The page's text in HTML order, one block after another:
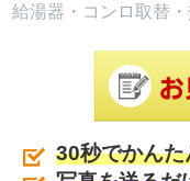
給湯器・コンロ取替
30秒でかんた